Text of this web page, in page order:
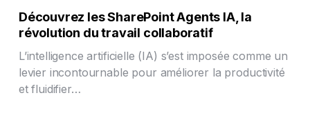
Découvrez les SharePoint Agents IA, la
révolution du travail collaboratif
L’intelligence artificielle (IA) s’est imposée comme un
levier incontournable pour améliorer la productivité
et fluidifier…